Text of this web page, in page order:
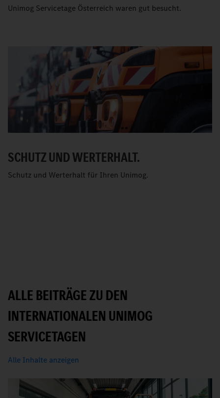
Unimog Servicetage Österreich waren gut besucht.
SCHUTZ UND WERTERHALT.
Schutz und Werterhalt für Ihren Unimog.
ALLE BEITRÄGE ZU DEN
INTERNATIONALEN UNIMOG
SERVICETAGEN
Alle Inhalte anzeigen